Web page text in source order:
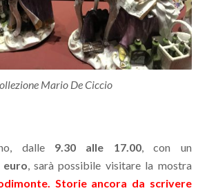
Mario De Ciccio
dalle 9.30 alle 17.00, con un
euro , sarà possibile visitare la mostra
Storie ancora da scrivere